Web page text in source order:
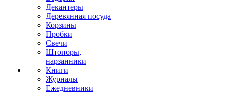
Декантеры
Деревянная посуда
Корзины
Пробки
Свечи
Штопоры,
нарзанники
Книги
Журналы
Ежедневники